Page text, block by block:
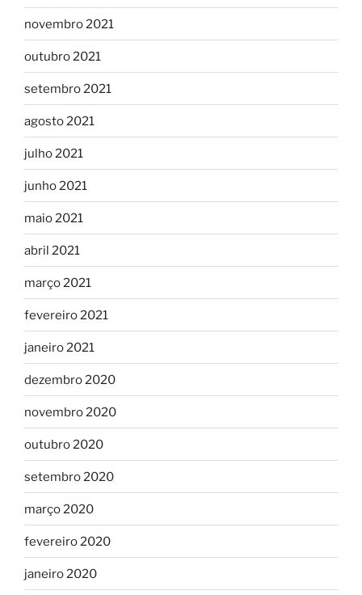
novembro 2021
outubro 2021
setembro 2021
agosto 2021
julho 2021
junho 2021
maio 2021
abril 2021
março 2021
fevereiro 2021
janeiro 2021
dezembro 2020
novembro 2020
outubro 2020
setembro 2020
março 2020
fevereiro 2020
janeiro 2020